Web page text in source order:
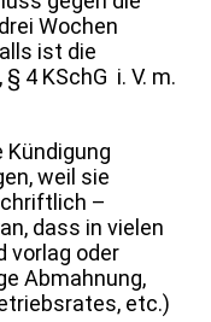
Wochen
ist die
4 KSchG i. V. m.
weil sie
–
dass in vielen
vorlag oder
Abmahnung,
etc.)